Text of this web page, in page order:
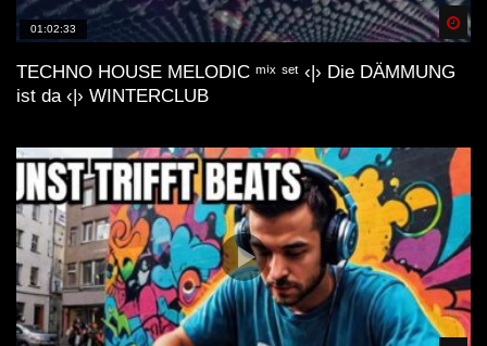
01:02:33
TECHNO HOUSE MELODIC ᵐⁱˣ ˢᵉᵗ ‹|› Die DÄMMUNG
ist da ‹|› WINTERCLUB